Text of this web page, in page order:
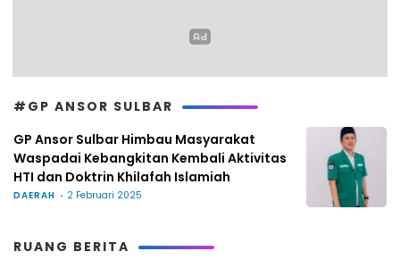
#GP ANSOR SULBAR
GP Ansor Sulbar Himbau Masyarakat
Waspadai Kebangkitan Kembali Aktivitas
HTI dan Doktrin Khilafah Islamiah
DAERAH 2 Februari 2025
RUANG BERITA